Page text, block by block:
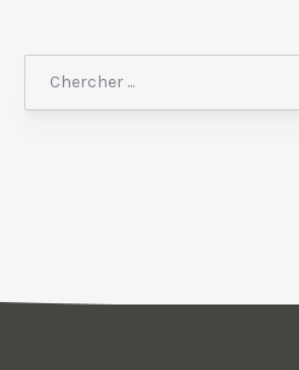
Chercher